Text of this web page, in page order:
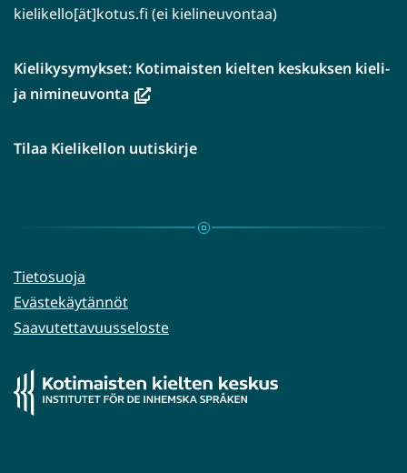
kielikello[ät]kotus.fi (ei kielineuvontaa)
Kielikysymykset: Kotimaisten kielten keskuksen kieli-
ja nimineuvonta(avautuu
ikkunaan,
palveluun)
Tilaa Kielikellon uutiskirje
Tietosuoja
Evästekäytännöt
Saavutettavuusseloste